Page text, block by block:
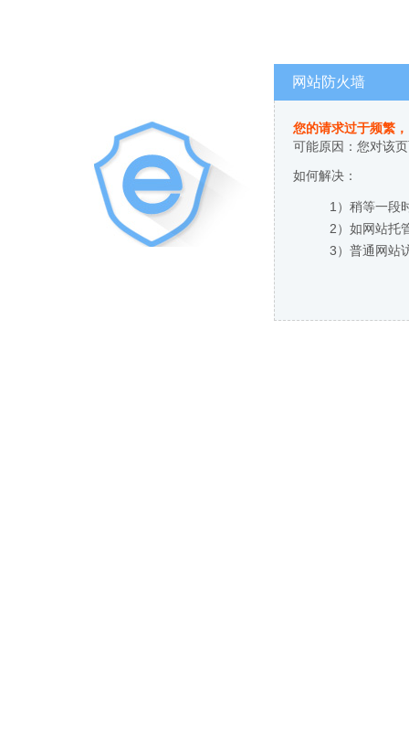
网站防火墙
您的请求过于频繁
可能原因：您对该
如何解决：
1）稍等一段
2）如网站托
3）普通网站